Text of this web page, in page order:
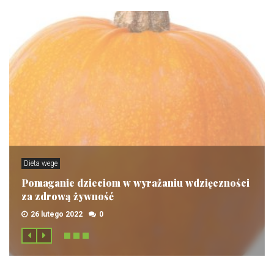
Dieta wege
Pomaganie dzieciom w wyrażaniu wdzięczności
za zdrową żywność
26 lutego 2022 0